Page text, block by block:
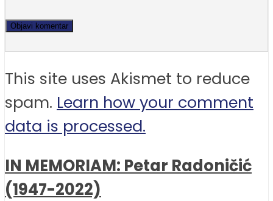
This site uses Akismet to reduce
spam. Learn how your comment
data is processed.
IN MEMORIAM: Petar Radoničić
(1947-2022)